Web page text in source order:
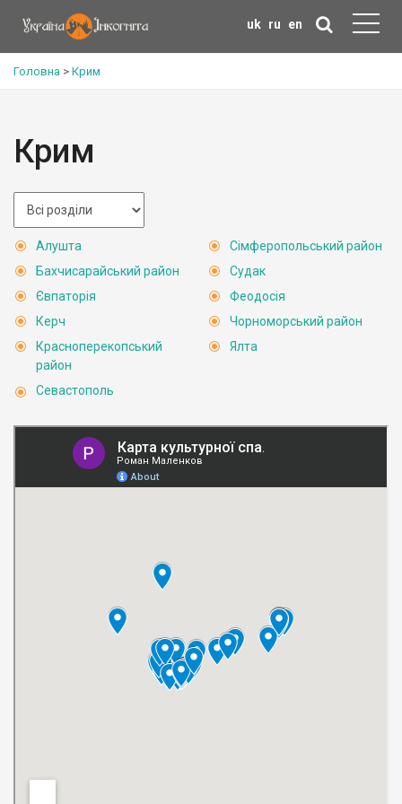
uk ru en
Головна > Крим
Крим
Алушта
Бахчисарайський район
Євпаторія
Керч
Красноперекопський
район
Севастополь
Сімферопольський район
Судак
Феодосія
Чорноморський район
Ялта